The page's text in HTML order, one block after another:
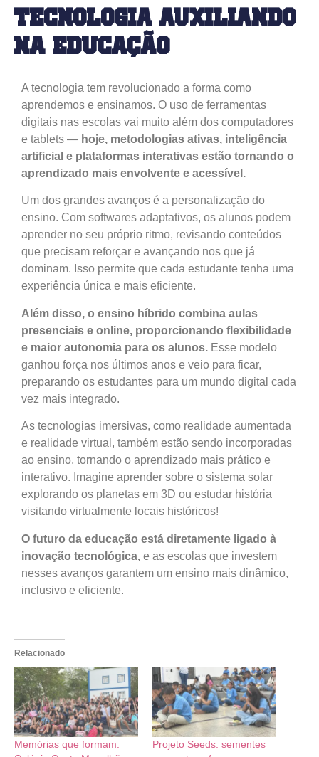
Tecnologia Auxiliando
na Educação
A tecnologia tem revolucionado a forma como
aprendemos e ensinamos. O uso de ferramentas
digitais nas escolas vai muito além dos computadores
e tablets — hoje, metodologias ativas, inteligência
artificial e plataformas interativas estão tornando o
aprendizado mais envolvente e acessível.
Um dos grandes avanços é a personalização do
ensino. Com softwares adaptativos, os alunos podem
aprender no seu próprio ritmo, revisando conteúdos
que precisam reforçar e avançando nos que já
dominam. Isso permite que cada estudante tenha uma
experiência única e mais eficiente.
Além disso, o ensino híbrido combina aulas
presenciais e online, proporcionando flexibilidade
e maior autonomia para os alunos. Esse modelo
ganhou força nos últimos anos e veio para ficar,
preparando os estudantes para um mundo digital cada
vez mais integrado.
As tecnologias imersivas, como realidade aumentada
e realidade virtual, também estão sendo incorporadas
ao ensino, tornando o aprendizado mais prático e
interativo. Imagine aprender sobre o sistema solar
explorando os planetas em 3D ou estudar história
visitando virtualmente locais históricos!
O futuro da educação está diretamente ligado à
inovação tecnológica, e as escolas que investem
nesses avanços garantem um ensino mais dinâmico,
inclusivo e eficiente.
Relacionado
Memórias que formam:
Projeto Seeds: sementes